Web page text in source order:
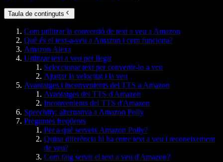
Taula de continguts
Com utilitzar la conversió de text a veu a Amazon
Què és el text-a-veu a Amazon i com funciona?
Amazon Alexa
Utilitzar text a veu per llegir
Seleccionar text per convertir-lo a veu
Ajustar la velocitat i la veu
Avantatges i inconvenients del TTS a Amazon
Avantatges del TTS d'Amazon
Inconvenients del TTS d'Amazon
Speechify: alternativa a Amazon Polly
Preguntes freqüents
Per a què serveix Amazon Polly?
Quina diferència hi ha entre text a veu i reconeixement
de veu?
Com faig servir el text a veu d'Amazon?